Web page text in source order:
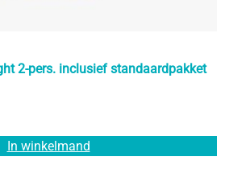
2-pers. inclusief standaardpakket
In winkelmand